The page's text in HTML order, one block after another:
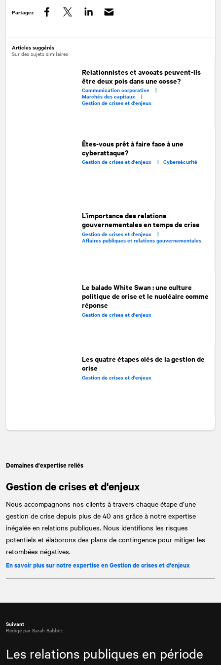
Partagez
Articles suggérés
Sur des sujets similaires
Relationnistes et avocats peuvent-ils
être deux pois dans une cosse?
Communication corporative |
Marchés des capitaux |
Gestion de crises et d'enjeux
Êtes-vous prêt à faire face à une
cyberattaque?
Gestion de crises et d'enjeux |Cybersécurité
L’importance des relations
gouvernementales en temps de crise
Gestion de crises et d'enjeux |
Affaires publiques et relations gouvernementales
Le balado White Swan : une culture
politique de crise et le nucléaire comme
réponse
Gestion de crises et d'enjeux
Les quatre étapes clés de la gestion de
crise
Gestion de crises et d'enjeux
Domaines d'expertise reliés
Gestion de crises et d'enjeux
Nous accompagnons nos clients à travers chaque étape d’une
gestion de crise depuis plus de 40 ans grâce à notre expertise
inégalée en relations publiques. Nous identifions les risques
potentiels et élaborons des plans de contingence pour mitiger les
retombées négatives.
En savoir plus sur notre expertise en Gestion de crises et d'enjeux
Suivant
Rédigé par Sarah Babbitt
Les relations publiques en période